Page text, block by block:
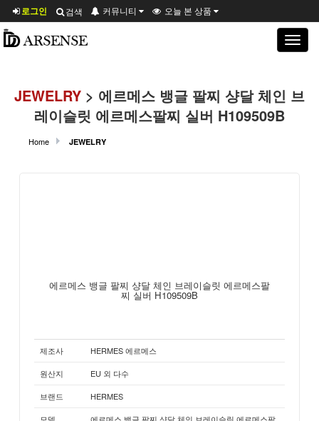
로그인 검색 커뮤니티 오늘 본 상품
Toggle
JEWELRY > 에르메스 뱅글 팔찌 샹달 체인 브
레이슬릿 에르메스팔찌 실버 H109509B
Home JEWELRY
에르메스 뱅글 팔찌 샹달 체인 브레이슬릿 에르메스팔
찌 실버 H109509B
제조사
HERMES 에르메스
원산지
EU 외 다수
브랜드
HERMES